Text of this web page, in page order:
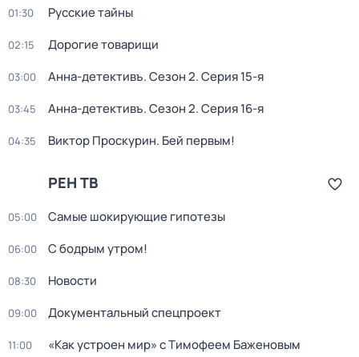
01:30 Русские тайны
02:15 Дорогие товарищи
03:00 Анна-детективъ. Сезон 2. Серия 15-я
03:45 Анна-детективъ. Сезон 2. Серия 16-я
04:35 Виктор Проскурин. Бей первым!
РЕН ТВ
05:00 Самые шoкиpующие гипотезы
06:00 С бодрым утром!
08:30 Новости
09:00 Документальный спецпроект
11:00 «Как устроен мир» с Тимофеем Баженовым